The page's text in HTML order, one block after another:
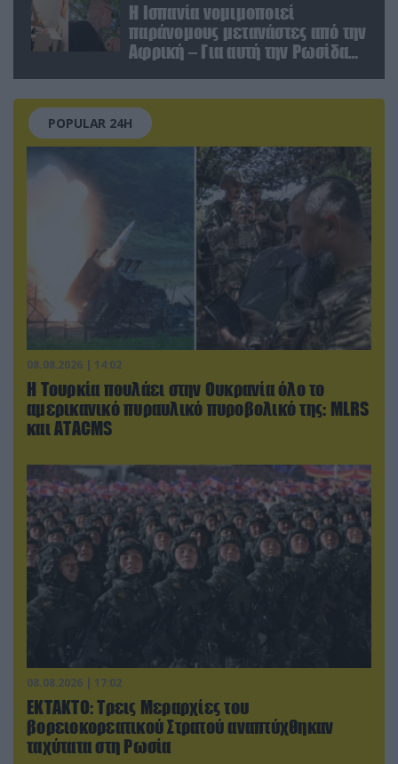
Η Ισπανία νομιμοποιεί
παράνομους μετανάστες από την
Αφρική – Για αυτή την Ρωσίδα
POPULAR 24H
08.08.2026 | 14:02
Η Τουρκία πουλάει στην Ουκρανία όλο το
αμερικανικό πυραυλικό πυροβολικό της: MLRS
και ΑΤΑCMS
08.08.2026 | 17:02
ΕΚΤΑΚΤΟ: Τρεις Μεραρχίες του
βορειοκορεατικού Στρατού αναπτύχθηκαν
ταχύτατα στη Ρωσία